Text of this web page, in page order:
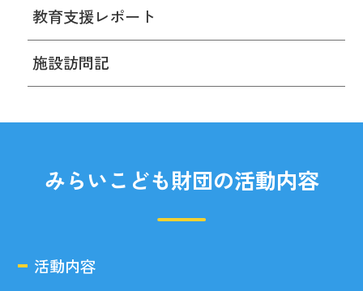
教育支援レポート
施設訪問記
みらいこども財団の活動内容
活動内容